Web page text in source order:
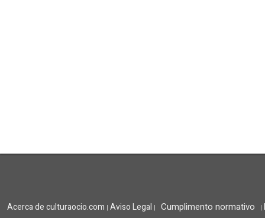
Acerca de culturaocio.com | Aviso Legal | Cumplimento normativo |